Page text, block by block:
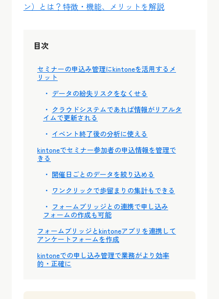
ン）とは？特徴・機能、メリットを解説
目次
セミナーの申込み管理にkintoneを活用するメ
リット
データの紛失リスクをなくせる
クラウドシステムであれば情報がリアルタ
イムで更新される
イベント終了後の分析に使える
kintoneでセミナー参加者の申込情報を管理で
きる
開催日ごとのデータを絞り込める
ワンクリックで歩留まりの集計もできる
フォームブリッジとの連携で申し込み
フォームの作成も可能
フォームブリッジとkintoneアプリを連携して
アンケートフォームを作成
kintoneでの申し込み管理で業務がより効率
的・正確に